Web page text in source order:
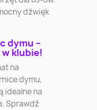
dźwięk
dymu –
klubie!
na
dymu,
idealne na
Sprawdź